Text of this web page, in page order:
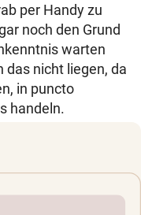
per Handy zu
noch den Grund
warten
das nicht liegen, da
in puncto
handeln.